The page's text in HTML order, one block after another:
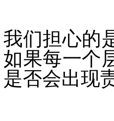
我们担心的
如果每一个
是否会出现